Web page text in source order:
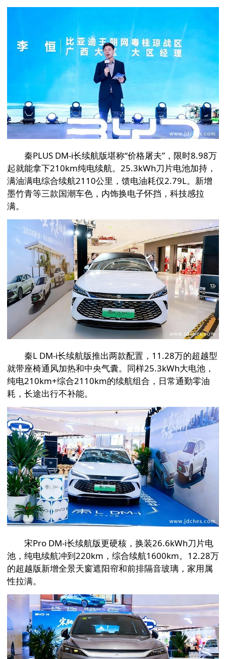
秦PLUS DM-i长续航版堪称“价格屠夫”，限时8.98万
起就能拿下210km纯电续航。25.3kWh刀片电池加持，
满油满电综合续航2110公里，馈电油耗仅2.79L。新增
墨竹青等三款国潮车色，内饰换电子怀挡，科技感拉
满。
秦L DM-i长续航版推出两款配置，11.28万的超越型
就带座椅通风加热和中央气囊。同样25.3kWh大电池，
纯电210km+综合2110km的续航组合，日常通勤零油
耗，长途出行不补能。
宋Pro DM-i长续航版更硬核，换装26.6kWh刀片电
池，纯电续航冲到220km，综合续航1600km。12.28万
的超越版新增全景天窗遮阳帘和前排隔音玻璃，家用属
性拉满。